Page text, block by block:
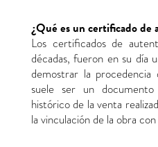
¿Qué es un certificado de
Los certificados de
décadas, fueron en su día
demostrar la
suele ser un
histórico de la venta
la vinculación de la obra